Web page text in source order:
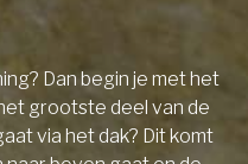
Dan begin je met het
grootste deel van de
via het dak? Dit komt